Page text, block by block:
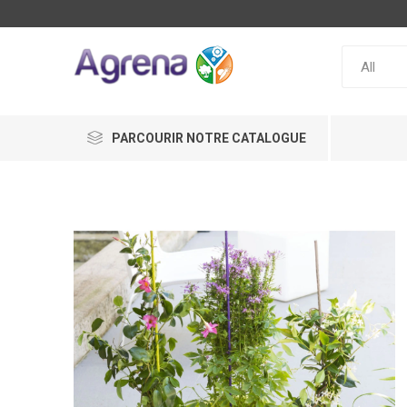
PARCOURIR NOTRE CATALOGUE